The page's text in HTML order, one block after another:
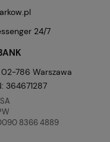
24/7
02-786 Warszawa
364671287
8366 4889